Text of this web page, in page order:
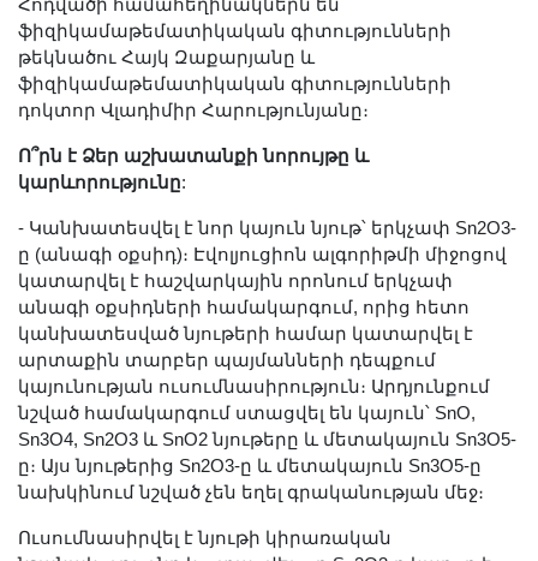
Գիտական արդյունքներ
Սփյուռքի գիտնականները
Երիտասարդ գիտնականի
Մեր երախտավորները
Կայքի քարտեզ
Որոնում
Հոդվածի համահեղինակներն են
ֆիզիկամաթեմատիկական գիտությունների
թեկնածու Հայկ Զաքարյանը և
ֆիզիկամաթեմատիկական գիտությունների
դոկտոր Վլադիմիր Հարությունյանը։
Ո՞րն է Ձեր աշխատանքի նորույթը և
կարևորությունը:
- Կանխատեսվել է նոր կայուն նյութ՝ երկչափ Sn2O3-
ը (անագի օքսիդ)։ Էվոլյուցիոն ալգորիթմի միջոցով
կատարվել է հաշվարկային որոնում երկչափ
անագի օքսիդների համակարգում, որից հետո
կանխատեսված նյութերի համար կատարվել է
արտաքին տարբեր պայմանների դեպքում
կայունության ուսումնասիրություն։ Արդյունքում
նշված համակարգում ստացվել են կայուն՝ SnO,
Sn3O4, Sn2O3 և SnO2 նյութերը և մետակայուն Sn3O5-
ը։ Այս նյութերից Sn2O3-ը և մետակայուն Sn3O5-ը
նախկինում նշված չեն եղել գրականության մեջ։
Ուսումնասիրվել է նյութի կիրառական